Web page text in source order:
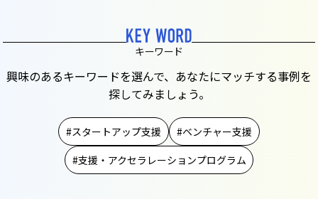
キーワード
興味のあるキーワードを選んで、あなたにマッチする事例を
探してみましょう。
スタートアップ支援
ベンチャー支援
支援・アクセラレーションプログラム